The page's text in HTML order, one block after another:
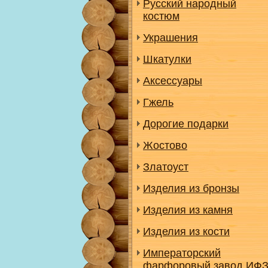
Русский народный
костюм
Украшения
Шкатулки
Аксессуары
Гжель
Дорогие подарки
Жостово
Златоуст
Изделия из бронзы
Изделия из камня
Изделия из кости
Императорский
фарфоровый завод ИФЗ